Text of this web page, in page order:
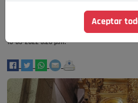
POZUELO
16-05-2022 3:26 p.m.
Aceptar